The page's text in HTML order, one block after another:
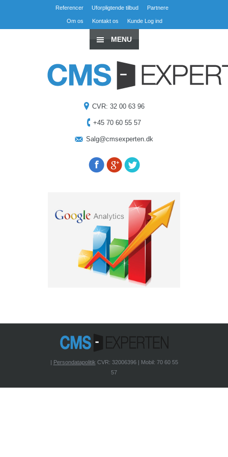
Referencer Uforpligtende tilbud Partnere
Om os Kontakt os Kunde Log ind
MENU
CVR: 32 00 63 96
+45 70 60 55 57
Salg@cmsexperten.dk
Persondatapolitik CVR: 32006396 | Mobil: 70 60 55
57